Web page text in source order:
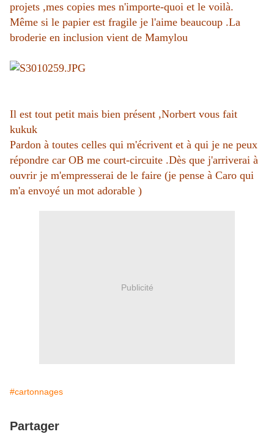
projets ,mes copies mes n'importe-quoi et le voilà.
Même si le papier est fragile je l'aime beaucoup .La
broderie en inclusion vient de Mamylou
Il est tout petit mais bien présent ,Norbert vous fait
kukuk
Pardon à toutes celles qui m'écrivent et à qui je ne peux
répondre car OB me court-circuite .Dès que j'arriverai à
ouvrir je m'empresserai de le faire (je pense à Caro qui
m'a envoyé un mot adorable )
Publicité
#cartonnages
Partager